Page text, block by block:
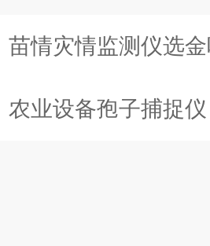
苗情灾情监测仪选金叶
农业设备孢子捕捉仪 金